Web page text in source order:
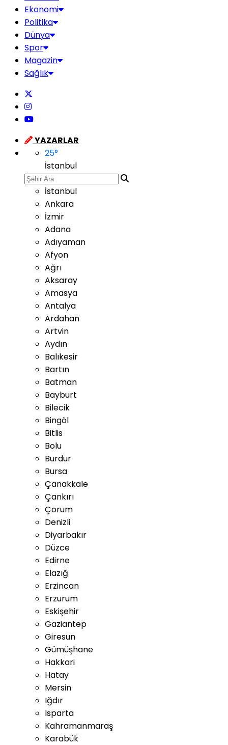
Ekonomi
Politika
Dünya
Spor
Magazin
Sağlık
YAZARLAR
25°
İstanbul
İstanbul
Ankara
İzmir
Adana
Adıyaman
Afyon
Ağrı
Aksaray
Amasya
Antalya
Ardahan
Artvin
Aydın
Balıkesir
Bartın
Batman
Bayburt
Bilecik
Bingöl
Bitlis
Bolu
Burdur
Bursa
Çanakkale
Çankırı
Çorum
Denizli
Diyarbakır
Düzce
Edirne
Elazığ
Erzincan
Erzurum
Eskişehir
Gaziantep
Giresun
Gümüşhane
Hakkari
Hatay
Mersin
Iğdır
Isparta
Kahramanmaraş
Karabük